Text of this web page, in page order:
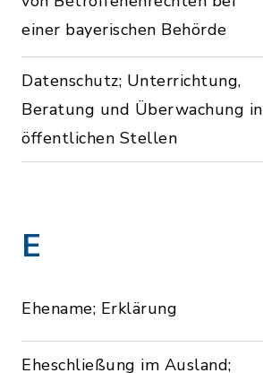
einer bayerischen Behörde
Datenschutz; Unterrichtung,
Beratung und Überwachung in
öffentlichen Stellen
E
Ehename; Erklärung
Eheschließung im Ausland;